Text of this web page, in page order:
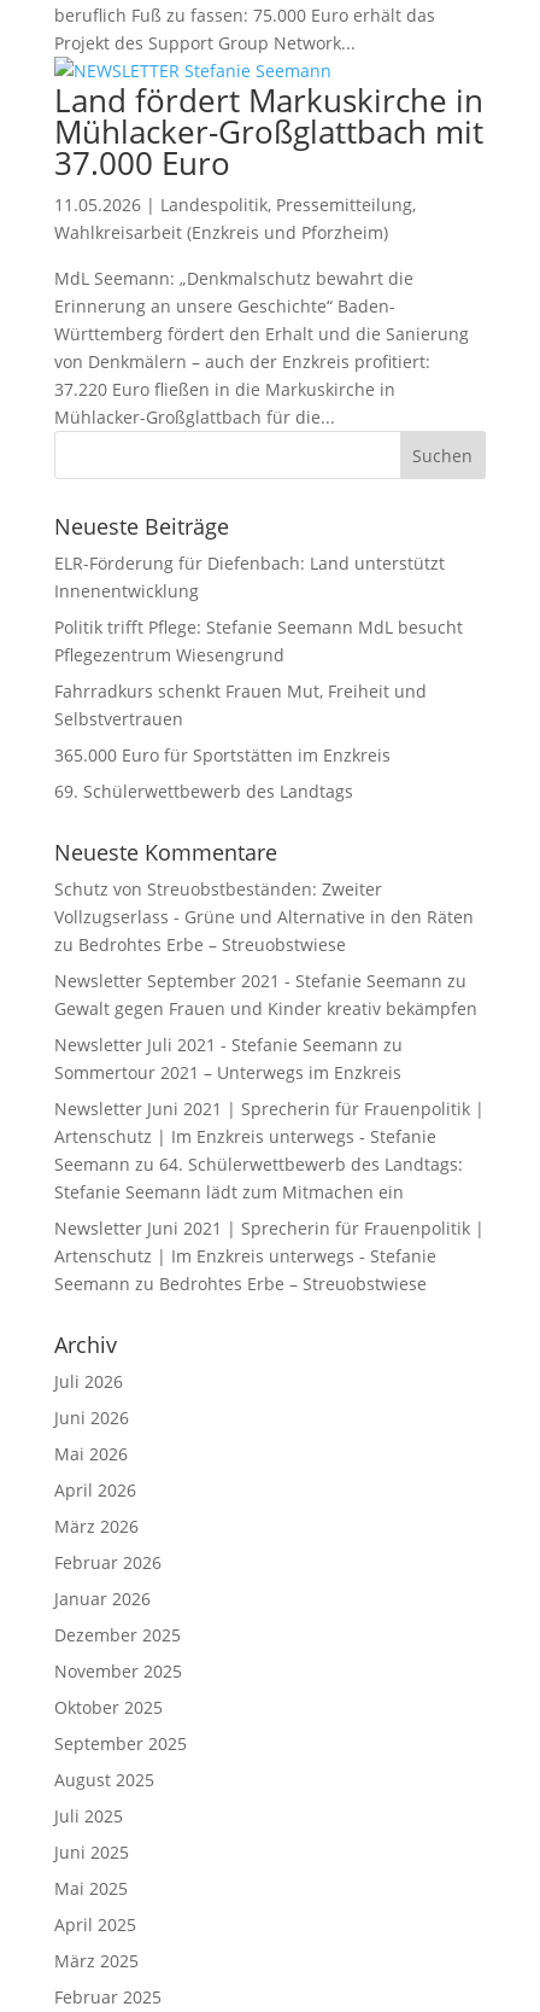
beruflich Fuß zu fassen: 75.000 Euro erhält das
Projekt des Support Group Network...
Land fördert Markuskirche in
Mühlacker-Großglattbach mit
37.000 Euro
11.05.2026| Landespolitik, Pressemitteilung,
Wahlkreisarbeit (Enzkreis und Pforzheim)
MdL Seemann: „Denkmalschutz bewahrt die
Erinnerung an unsere Geschichte“ Baden-
Württemberg fördert den Erhalt und die Sanierung
von Denkmälern – auch der Enzkreis profitiert:
37.220 Euro fließen in die Markuskirche in
Mühlacker-Großglattbach für die...
Neueste Beiträge
ELR-Förderung für Diefenbach: Land unterstützt
Innenentwicklung
Politik trifft Pflege: Stefanie Seemann MdL besucht
Pflegezentrum Wiesengrund
Fahrradkurs schenkt Frauen Mut, Freiheit und
Selbstvertrauen
365.000 Euro für Sportstätten im Enzkreis
69. Schülerwettbewerb des Landtags
Neueste Kommentare
Schutz von Streuobstbeständen: Zweiter
Vollzugserlass - Grüne und Alternative in den Räten
zu Bedrohtes Erbe – Streuobstwiese
Newsletter September 2021 - Stefanie Seemann zu
Gewalt gegen Frauen und Kinder kreativ bekämpfen
Newsletter Juli 2021 - Stefanie Seemann zu
Sommertour 2021 – Unterwegs im Enzkreis
Newsletter Juni 2021 | Sprecherin für Frauenpolitik |
Artenschutz | Im Enzkreis unterwegs - Stefanie
Seemann zu 64. Schülerwettbewerb des Landtags:
Stefanie Seemann lädt zum Mitmachen ein
Newsletter Juni 2021 | Sprecherin für Frauenpolitik |
Artenschutz | Im Enzkreis unterwegs - Stefanie
Seemann zu Bedrohtes Erbe – Streuobstwiese
Archiv
Juli 2026
Juni 2026
Mai 2026
April 2026
März 2026
Februar 2026
Januar 2026
Dezember 2025
November 2025
Oktober 2025
September 2025
August 2025
Juli 2025
Juni 2025
Mai 2025
April 2025
März 2025
Februar 2025